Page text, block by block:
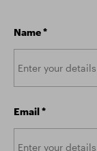
Name*
Email*